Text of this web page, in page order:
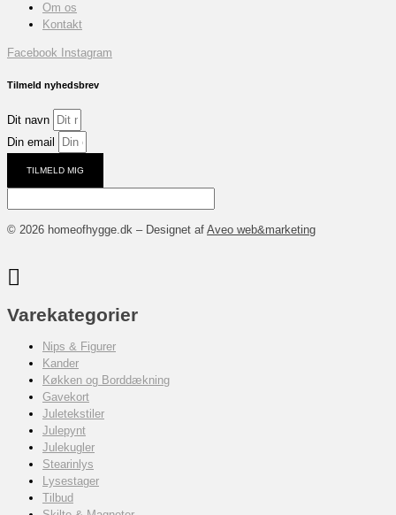
Om os
Kontakt
Facebook Instagram
Tilmeld nyhedsbrev
Dit navn
Din email
TILMELD MIG
© 2026 homeofhygge.dk – Designet af Aveo web&marketing
Varekategorier
Nips & Figurer
Kander
Køkken og Borddækning
Gavekort
Juletekstiler
Julepynt
Julekugler
Stearinlys
Lysestager
Tilbud